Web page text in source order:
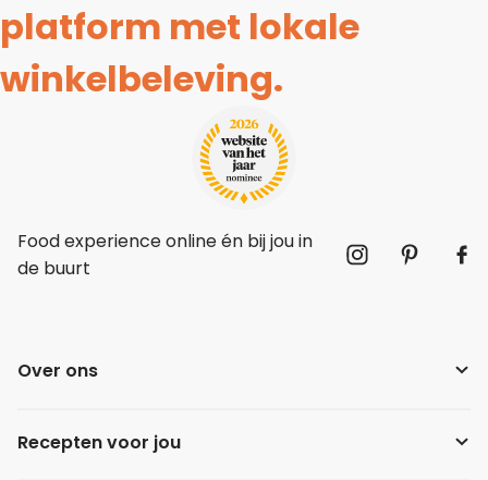
platform met lokale
winkelbeleving.
Food experience online én bij jou in
de buurt
Over ons
Recepten voor jou